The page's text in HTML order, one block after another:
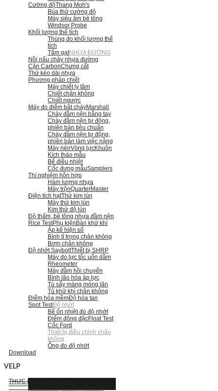
Cường độThang Moh's
Búa thử cường độ
Máy siêu âm bê tông
Windsor Probe
Khối lượng thể tích
Thùng đo khối lượng thể
tích
Tấm gạtNHỰA ĐƯỜNG
Nồi nấu chảy nhựa đường
Cặn CarbonChưng cất
Thử kéo dài nhựa
Phương pháp chiết
Máy chiết ly tâm
Chiết chân không
Chiết ngược
Máy đo điểm bắt cháyMarshall
Chày đầm nện bằng tay
Chày đầm nện tự động,
phiên bản tiêu chuẩn
Chày đầm nện tự động,
phiên bản làm việc nặng
Máy nénVòng lựcKhuôn
Kích tháo mẫu
Bể điều nhiệt
Cốc đựng mẫuSamplers
Thí nghiệm hỗn hợp
Hàm lượng nhựa
Máy trộnQuarterMaster
Điện tích hạtThử kim lún
Máy thử kim lún
Kim thử độ lún
Độ thấm, bê tông nhựa đầm nện
Rice TestPhụ kiện Bàn khử khí
Áp kế hiện số
Bình tỉ trọng chân không
Bơm chân không
Độ nhớt SayboltThiết bị SHRP
Máy đo lực tốc uốn dầm
Rheometer
Máy đầm hồi chuyển
Bình lão hóa áp lực
Tủ sấy màng mỏng lăn
Tủ khử khí chân không
Điểm hóa mềmĐộ hòa tan
Spot TestĐộ nhớt
Bể ổn nhiệt đo độ nhớt
Điểm đông đặcFloat Test
Cốc Ford
Thiết bị điều chỉnh chân
không
Ống đo độ nhớt
Download
VELP
THỰC PHẨM-THỨC ĂN